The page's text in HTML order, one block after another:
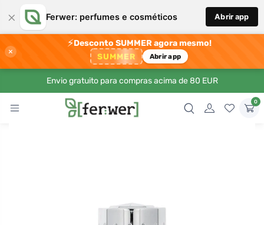
× Ferwer: perfumes e cosméticos Abrir app
×
⚡Desconto SUMMER agora mesmo!
SUMMER Abrir app
Envio gratuito para compras acima de 80 EUR
0